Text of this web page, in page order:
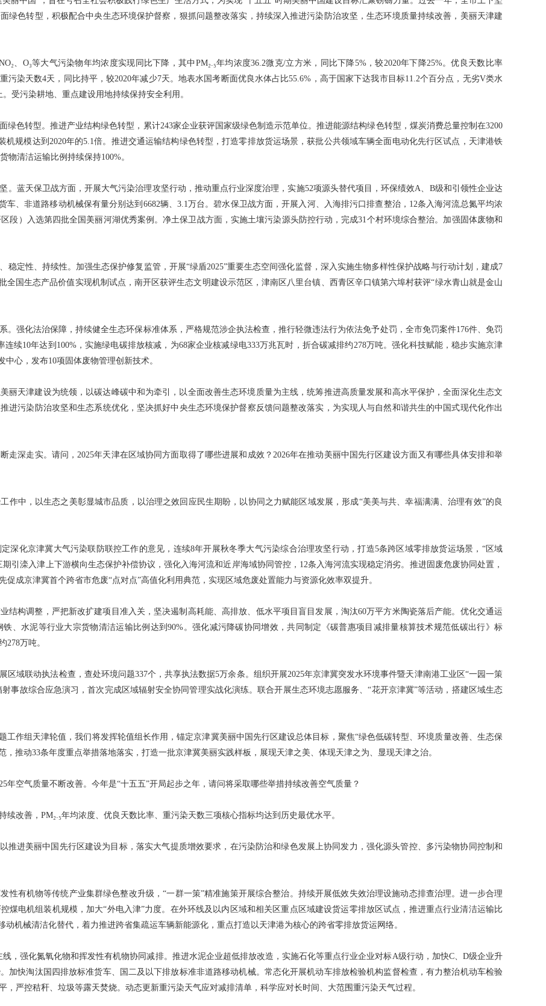
绿色转型，积极配合中央生态环境保护督察，狠抓问题整改落实，持续深入推进污染防治攻坚，生态环境质量持续改善，美丽天津建
、O₃等大气污染物年均浓度实现同比下降，其中PM₂.₅年均浓度36.2微克/立方米，同比下降5%，较2020年下降25%。优良天数比率
污染天数4天，同比持平，较2020年减少7天。地表水国考断面优良水体占比55.6%，高于国家下达我市目标11.2个百分点，无劣V类水
受污染耕地、重点建设用地持续保持安全利用。
绿色转型。推进产业结构绿色转型，累计243家企业获评国家级绿色制造示范单位。推进能源结构绿色转型，煤炭消费总量控制在3200
机规模达到2020年的5.1倍。推进交通运输结构绿色转型，打造零排放货运场景，获批公共领域车辆全面电动化先行区试点，天津港铁
物清洁运输比例持续保持100%。
。蓝天保卫战方面，开展大气污染治理攻坚行动，推动重点行业深度治理，实施52项源头替代项目，环保绩效A、B级和引领性企业达
车、非道路移动机械保有量分别达到6682辆、3.1万台。碧水保卫战方面，开展入河、入海排污口排查整治，12条入海河流总氮平均浓
段）入选第四批全国美丽河湖优秀案例。净土保卫战方面，实施土壤污染源头防控行动，完成31个村环境综合整治。加强固体废物和
稳定性、持续性。加强生态保护修复监管，开展“绿盾2025”重要生态空间强化监督，深入实施生物多样性保护战略与行动计划，建成7
全国生态产品价值实现机制试点，南开区获评生态文明建设示范区，津南区八里台镇、西青区辛口镇第六埠村获评“绿水青山就是金山
。强化法治保障，持续健全生态环保标准体系，严格规范涉企执法检查，推行轻微违法行为依法免予处罚，全市免罚案件176件、免罚
续10年达到100%，实施绿电碳排放核减，为68家企业核减绿电333万兆瓦时，折合碳减排约278万吨。强化科技赋能，稳步实施京津
心，发布10项固体废物管理创新技术。
丽天津建设为统领，以碳达峰碳中和为牵引，以全面改善生态环境质量为主线，统筹推进高质量发展和高水平保护，全面深化生态文
进污染防治攻坚和生态系统优化，坚决抓好中央生态环境保护督察反馈问题整改落实，为实现人与自然和谐共生的中国式现代化作出
走深走实。请问，2025年天津在区域协同方面取得了哪些进展和成效？2026年在推动美丽中国先行区建设方面又有哪些具体安排和举
作中，以生态之美彰显城市品质，以治理之效回应民生期盼，以协同之力赋能区域发展，形成“美美与共、幸福满满、治理有效”的良
深化京津冀大气污染联防联控工作的意见，连续8年开展秋冬季大气污染综合治理攻坚行动，打造5条跨区域零排放货运场景，“区域
引滦入津上下游横向生态保护补偿协议，强化入海河流和近岸海域协同管控，12条入海河流实现稳定消劣。推进固废危废协同处置，
成京津冀首个跨省市危废“点对点”高值化利用典范，实现区域危废处置能力与资源化效率双提升。
结构调整，严把新改扩建项目准入关，坚决遏制高耗能、高排放、低水平项目盲目发展，淘汰60万平方米陶瓷落后产能。优化交通运
、水泥等行业大宗货物清洁运输比例达到90%。强化减污降碳协同增效，共同制定《碳普惠项目减排量核算技术规范低碳出行》标
278万吨。
区域联动执法检查，查处环境问题337个，共享执法数据5万余条。组织开展2025年京津冀突发水环境事件暨天津南港工业区“一园一策
事故综合应急演习，首次完成区域辐射安全协同管理实战化演练。联合开展生态环境志愿服务、“花开京津冀”等活动，搭建区域生态
工作组天津轮值，我们将发挥轮值组长作用，锚定京津冀美丽中国先行区建设总体目标，聚焦“绿色低碳转型、环境质量改善、生态保
推动33条年度重点举措落地落实，打造一批京津冀美丽实践样板，展现天津之美、体现天津之为、显现天津之治。
年空气质量不断改善。今年是“十五五”开局起步之年，请问将采取哪些举措持续改善空气质量？
续改善，PM₂.₅年均浓度、优良天数比率、重污染天数三项核心指标均达到历史最优水平。
推进美丽中国先行区建设为目标，落实大气提质增效要求，在污染防治和绿色发展上协同发力，强化源头管控、多污染物协同控制和
性有机物等传统产业集群绿色整改升级，“一群一策”精准施策开展综合整治。持续开展低效失效治理设施动态排查治理。进一步合理
煤电机组装机规模，加大“外电入津”力度。在外环线及以内区域和相关区重点区域建设货运零排放区试点，推进重点行业清洁运输比
机械清洁化替代，着力推进跨省集疏运车辆新能源化，重点打造以天津港为核心的跨省零排放货运网络。
，强化氮氧化物和挥发性有机物协同减排。推进水泥企业超低排放改造，实施石化等重点行业企业对标A级行动，加快C、D级企业升
加快淘汰国四排放标准货车、国二及以下排放标准非道路移动机械。常态化开展机动车排放检验机构监督检查，有力整治机动车检验
严控秸秆、垃圾等露天焚烧。动态更新重污染天气应对减排清单，科学应对长时间、大范围重污染天气过程。